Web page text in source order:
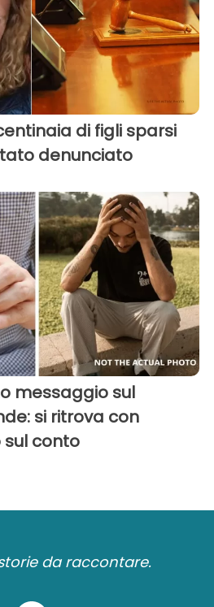
di figli sparsi
denunciato
messaggio sul
si ritrova con
sul conto
da raccontare.